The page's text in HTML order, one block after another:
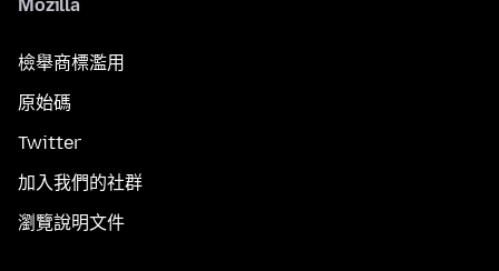
Mozilla
檢舉商標濫用
原始碼
Twitter
加入我們的社群
瀏覽說明文件